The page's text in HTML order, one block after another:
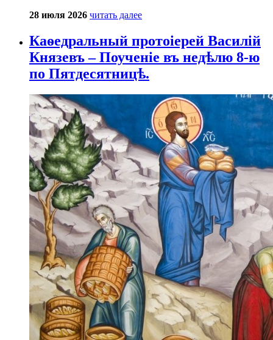
28 июля 2026 читать далее
Каѳедральный протоіерей Василій
Князевъ – Поученіе въ недѣлю 8-ю
по Пятдесятницѣ.